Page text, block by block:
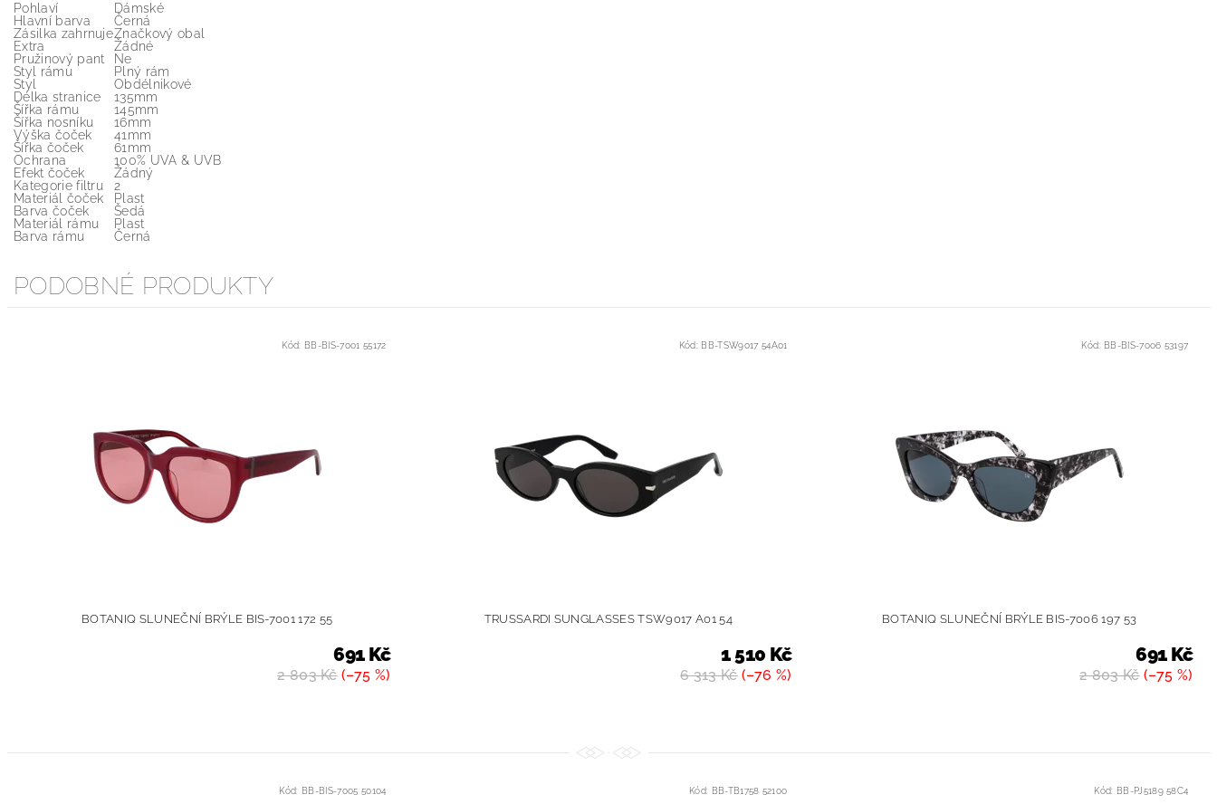
Pohlaví
Dámské
Hlavní barva
Černá
Zásilka zahrnujeZnačkový obal
Extra
Žádné
Pružinový pant
Ne
Styl rámu
Plný rám
Styl
Obdélnikové
Délka stranice
135mm
Šířka rámu
145mm
Šířka nosníku
16mm
Výška čoček
41mm
Šířka čoček
61mm
Ochrana
100% UVA & UVB
Efekt čoček
Žádný
Kategorie filtru
2
Materiál čoček
Plast
Barva čoček
Šedá
Materiál rámu
Plast
Barva rámu
Černá
PODOBNÉ PRODUKTY
Kód: BB-BIS-7001 55172
BOTANIQ SLUNEČNÍ BRÝLE BIS-7001 172 55
2 803 Kč(–75 %)
691 Kč
Kód: BB-TSW9017 54A01
TRUSSARDI SUNGLASSES TSW9017 A01 54
6 313 Kč(–76 %)
1 510 Kč
Kód: BB-BIS-7006 53197
BOTANIQ SLUNEČNÍ BRÝLE BIS-7006 197 53
2 803 Kč(–75 %)
691 Kč
Kód: BB-BIS-7005 50104 Kód: BB-TB1758 52100 Kód: BB-PJ5189 58C4